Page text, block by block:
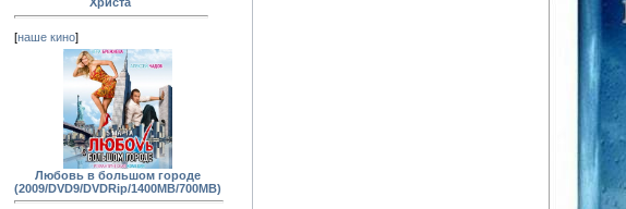
[наше кино]
Любовь в большом городе
(2009/DVD9/DVDRip/1400MB/700MB)